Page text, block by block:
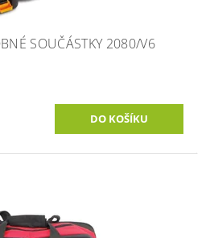
SOUČÁSTKY 2080/V6